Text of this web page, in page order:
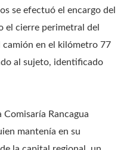
se efectuó el encargo del
el cierre perimetral del
en el kilómetro 77
al sujeto, identificado
Comisaría Rancagua
mantenía en su